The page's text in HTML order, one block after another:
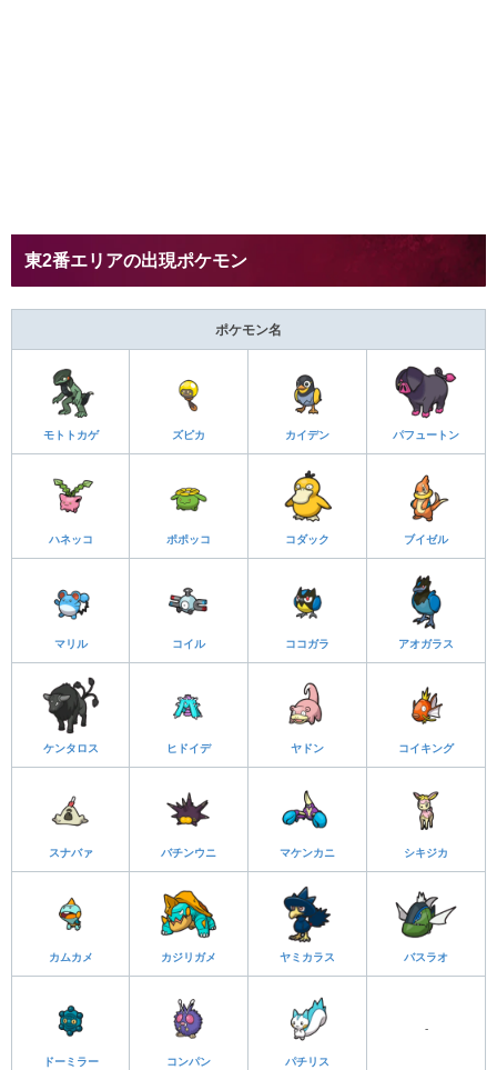
東2番エリアの出現ポケモン
ポケモン名
モトトカゲ ズピカ カイデン パフュートン
ハネッコ ポポッコ コダック ブイゼル
マリル コイル ココガラ アオガラス
ケンタロス ヒドイデ ヤドン コイキング
スナバァ バチンウニ マケンカニ シキジカ
カムカメ カジリガメ ヤミカラス バスラオ
ドーミラー コンパン パチリス
-